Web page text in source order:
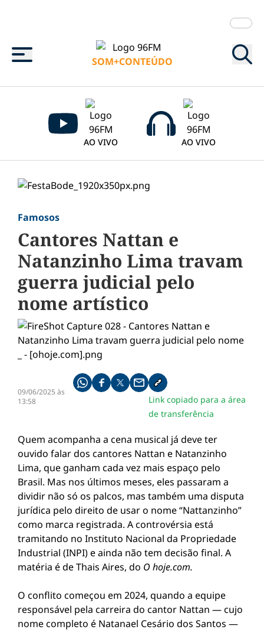
Menu
SOM+CONTEÚDO
AO VIVO AO VIVO
Famosos
Cantores Nattan e
Natanzinho Lima travam
guerra judicial pelo
nome artístico
09/06/2025 às
13:58
Compartilhe pelo whatsapp
Compartilhar no facebook
Compartilhar no twitter
Compartilhe pelo email
Copiar link da notícia
Link copiado para a área
de transferência
Quem acompanha a cena musical já deve ter
ouvido falar dos cantores Nattan e Natanzinho
Lima, que ganham cada vez mais espaço pelo
Brasil. Mas nos últimos meses, eles passaram a
dividir não só os palcos, mas também uma disputa
jurídica pelo direito de usar o nome “Nattanzinho”
como marca registrada. A controvérsia está
tramitando no Instituto Nacional da Propriedade
Industrial (INPI) e ainda não tem decisão final. A
matéria é de Thais Aires, do O hoje.com.
O conflito começou em 2024, quando a equipe
responsável pela carreira do cantor Nattan — cujo
nome completo é Natanael Cesário dos Santos —